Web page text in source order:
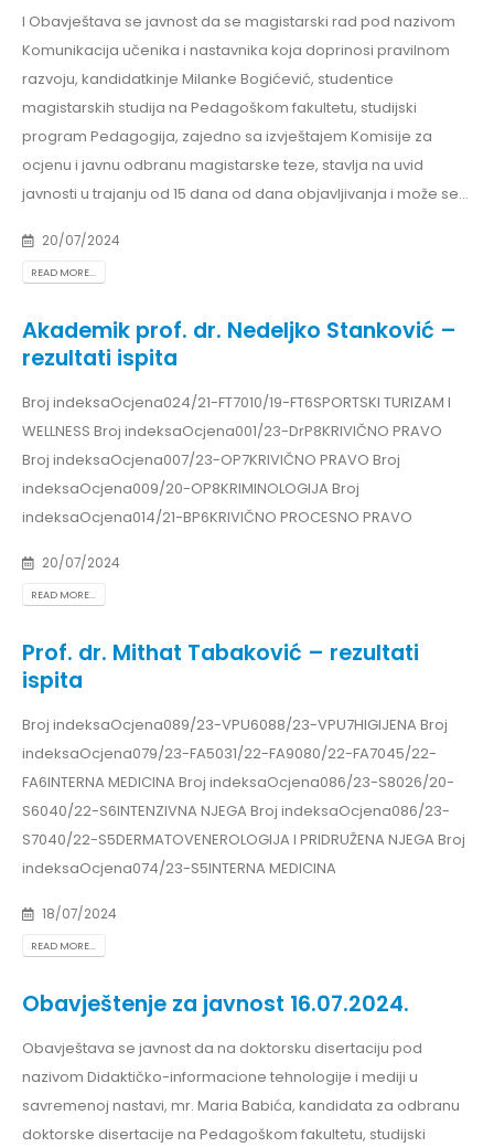
I Obavještava se javnost da se magistarski rad pod nazivom
Komunikacija učenika i nastavnika koja doprinosi pravilnom
razvoju, kandidatkinje Milanke Bogićević, studentice
magistarskih studija na Pedagoškom fakultetu, studijski
program Pedagogija, zajedno sa izvještajem Komisije za
ocjenu i javnu odbranu magistarske teze, stavlja na uvid
javnosti u trajanju od 15 dana od dana objavljivanja i može se...
20/07/2024
READ MORE...
Akademik prof. dr. Nedeljko Stanković –
rezultati ispita
Broj indeksaOcjena024/21-FT7010/19-FT6SPORTSKI TURIZAM I
WELLNESS Broj indeksaOcjena001/23-DrP8KRIVIČNO PRAVO
Broj indeksaOcjena007/23-OP7KRIVIČNO PRAVO Broj
indeksaOcjena009/20-OP8KRIMINOLOGIJA Broj
indeksaOcjena014/21-BP6KRIVIČNO PROCESNO PRAVO
20/07/2024
READ MORE...
Prof. dr. Mithat Tabaković – rezultati
ispita
Broj indeksaOcjena089/23-VPU6088/23-VPU7HIGIJENA Broj
indeksaOcjena079/23-FA5031/22-FA9080/22-FA7045/22-
FA6INTERNA MEDICINA Broj indeksaOcjena086/23-S8026/20-
S6040/22-S6INTENZIVNA NJEGA Broj indeksaOcjena086/23-
S7040/22-S5DERMATOVENEROLOGIJA I PRIDRUŽENA NJEGA Broj
indeksaOcjena074/23-S5INTERNA MEDICINA
18/07/2024
READ MORE...
Obavještenje za javnost 16.07.2024.
Obavještava se javnost da na doktorsku disertaciju pod
nazivom Didaktičko-informacione tehnologije i mediji u
savremenoj nastavi, mr. Maria Babića, kandidata za odbranu
doktorske disertacije na Pedagoškom fakultetu, studijski